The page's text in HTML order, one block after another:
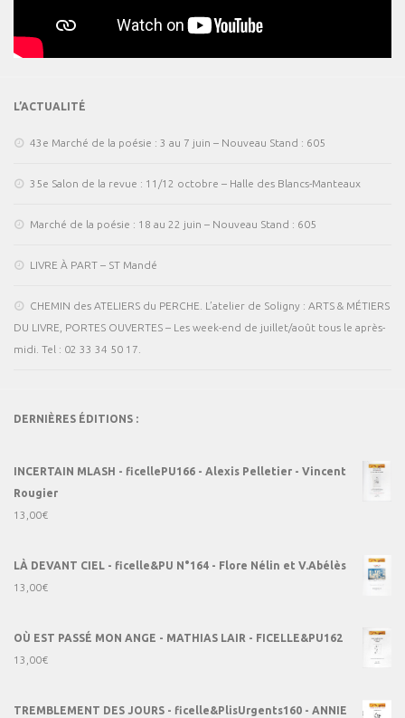
L’ACTUALITÉ
43e Marché de la poésie : 3 au 7 juin – Nouveau Stand : 605
35e Salon de la revue : 11/12 octobre – Halle des Blancs-Manteaux
Marché de la poésie : 18 au 22 juin – Nouveau Stand : 605
LIVRE À PART – ST Mandé
CHEMIN des ATELIERS du PERCHE. L’atelier de Soligny : ARTS & MÉTIERS
DU LIVRE, PORTES OUVERTES – Les week-end de juillet/août tous le après-
midi. Tel : 02 33 34 50 17.
DERNIÈRES ÉDITIONS :
INCERTAIN MLASH - ficellePU166 - Alexis Pelletier - Vincent
Rougier
13,00€
LÀ DEVANT CIEL - ficelle&PU N°164 - Flore Nélin et V.Abélès
13,00€
OÙ EST PASSÉ MON ANGE - MATHIAS LAIR - FICELLE&PU162
13,00€
TREMBLEMENT DES JOURS - ficelle&PlisUrgents160 - ANNIE